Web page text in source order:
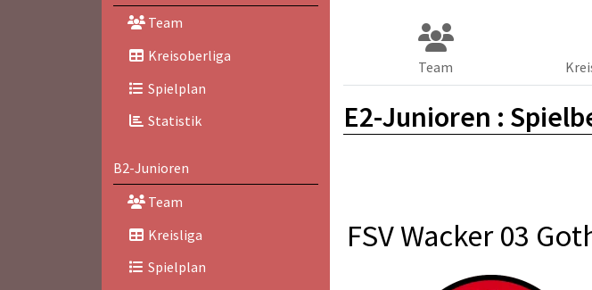
Team
Kreisoberliga
Spielplan
Statistik
B2-Junioren
Team
Kreisliga
Spielplan
Team
E2-Junioren :
FSV Wacker 03